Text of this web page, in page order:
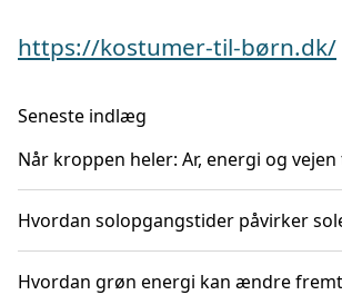
https://kostumer-til-børn.dk/
Seneste indlæg
Når kroppen heler: Ar, energi og
Hvordan solopgangstider påvirker
Hvordan grøn energi kan ændre